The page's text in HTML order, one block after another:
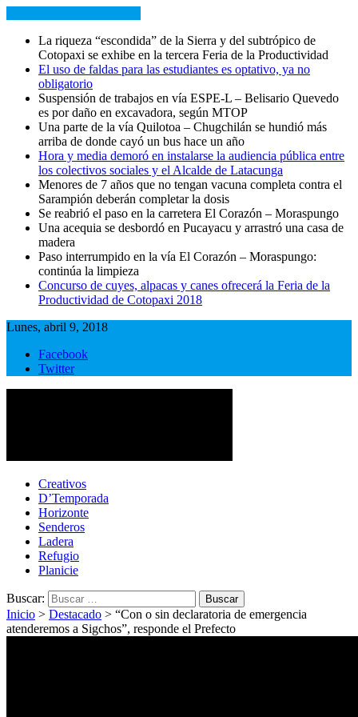
La riqueza “escondida” de la Sierra y del subtrópico de
Cotopaxi se exhibe en la tercera Feria de la Productividad
El uso de faldas para las estudiantes es optativo, ya no
obligatorio
Suspensión de trabajos en vía ESPE-L – Belisario Quevedo
es por daño en excavadora, según MTOP
Una parte de la vía Quilotoa – Chugchilán se hundió más
arriba de donde cayó un bus hace un año
Hora y media demoró en instalarse la audiencia pública entre
los colectivos sociales y el Alcalde de Latacunga
Menores de 7 años que no tengan vacuna completa contra el
Sarampión deberán completar la dosis
Se reabrió el paso en la carretera El Corazón – Moraspungo
Una acequia se desbordó en Pucayacu y arrastró una casa de
madera
Paso interrumpido en la vía El Corazón – Moraspungo:
continúa la limpieza
Concurso de cuyes, alpacas y canes ofrecerá la Feria de la
Productividad de Cotopaxi 2018
Lunes, abril 9, 2018
Facebook
Twitter
Cotopaxi Noticias
Primer periódico multimedia del centro del país
Creativos
D’Temporada
Horizonte
Senderos
Ladera
Refugio
Planicie
Buscar:
Inicio > Destacado > “Con o sin declaratoria de emergencia
atenderemos a Sigchos”, responde el Prefecto